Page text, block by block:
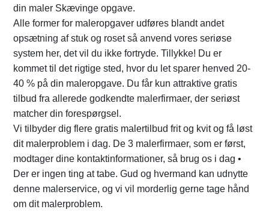
din maler Skævinge opgave.
Alle former for maleropgaver udføres blandt andet
opsætning af stuk og roset så anvend vores seriøse
system her, det vil du ikke fortryde. Tillykke! Du er
kommet til det rigtige sted, hvor du let sparer henved 20-
40 % på din maleropgave. Du får kun attraktive gratis
tilbud fra allerede godkendte malerfirmaer, der seriøst
matcher din forespørgsel.
Vi tilbyder dig flere gratis malertilbud frit og kvit og få løst
dit malerproblem i dag. De 3 malerfirmaer, som er først,
modtager dine kontaktinformationer, så brug os i dag •
Der er ingen ting at tabe. Gud og hvermand kan udnytte
denne malerservice, og vi vil morderlig gerne tage hånd
om dit malerproblem.